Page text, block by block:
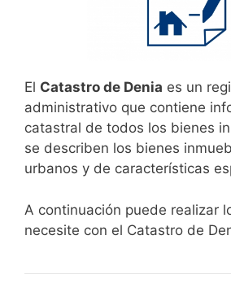
El Catastro de Denia es un
administrativo que contiene
catastral de todos los bienes
se describen los bienes
urbanos y de características
A continuación puede realizar
necesite con el Catastro de